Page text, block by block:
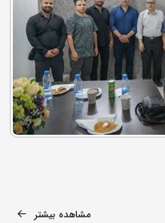
مشاهده بیشتر